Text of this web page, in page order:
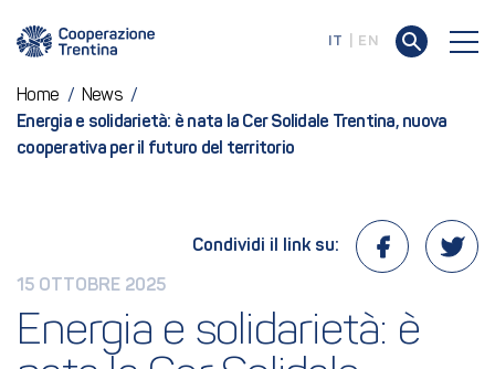
IT EN
Home / News /
Energia e solidarietà: è nata la Cer Solidale Trentina, nuova
cooperativa per il futuro del territorio
15 OTTOBRE 2025
Condividi il link su:
Energia e solidarietà: è